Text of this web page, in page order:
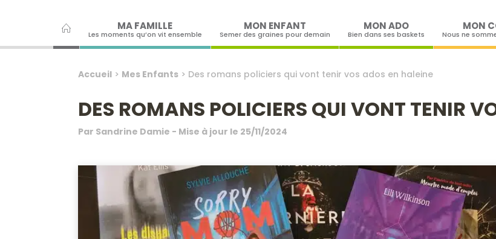
MA FAMILLE
Les moments qu’on vit ensemble
MON ENFANT
Semer des graines pour demain
MON ADO
Bien dans ses baskets
MON
Nous ne
Accueil> Mes Enfants> Des romans policiers qui vont tenir vos ados en haleine
DES ROMANS POLICIERS QUI VONT TENIR
Par Sandrine Damie - Mise à jour le 25/11/2024